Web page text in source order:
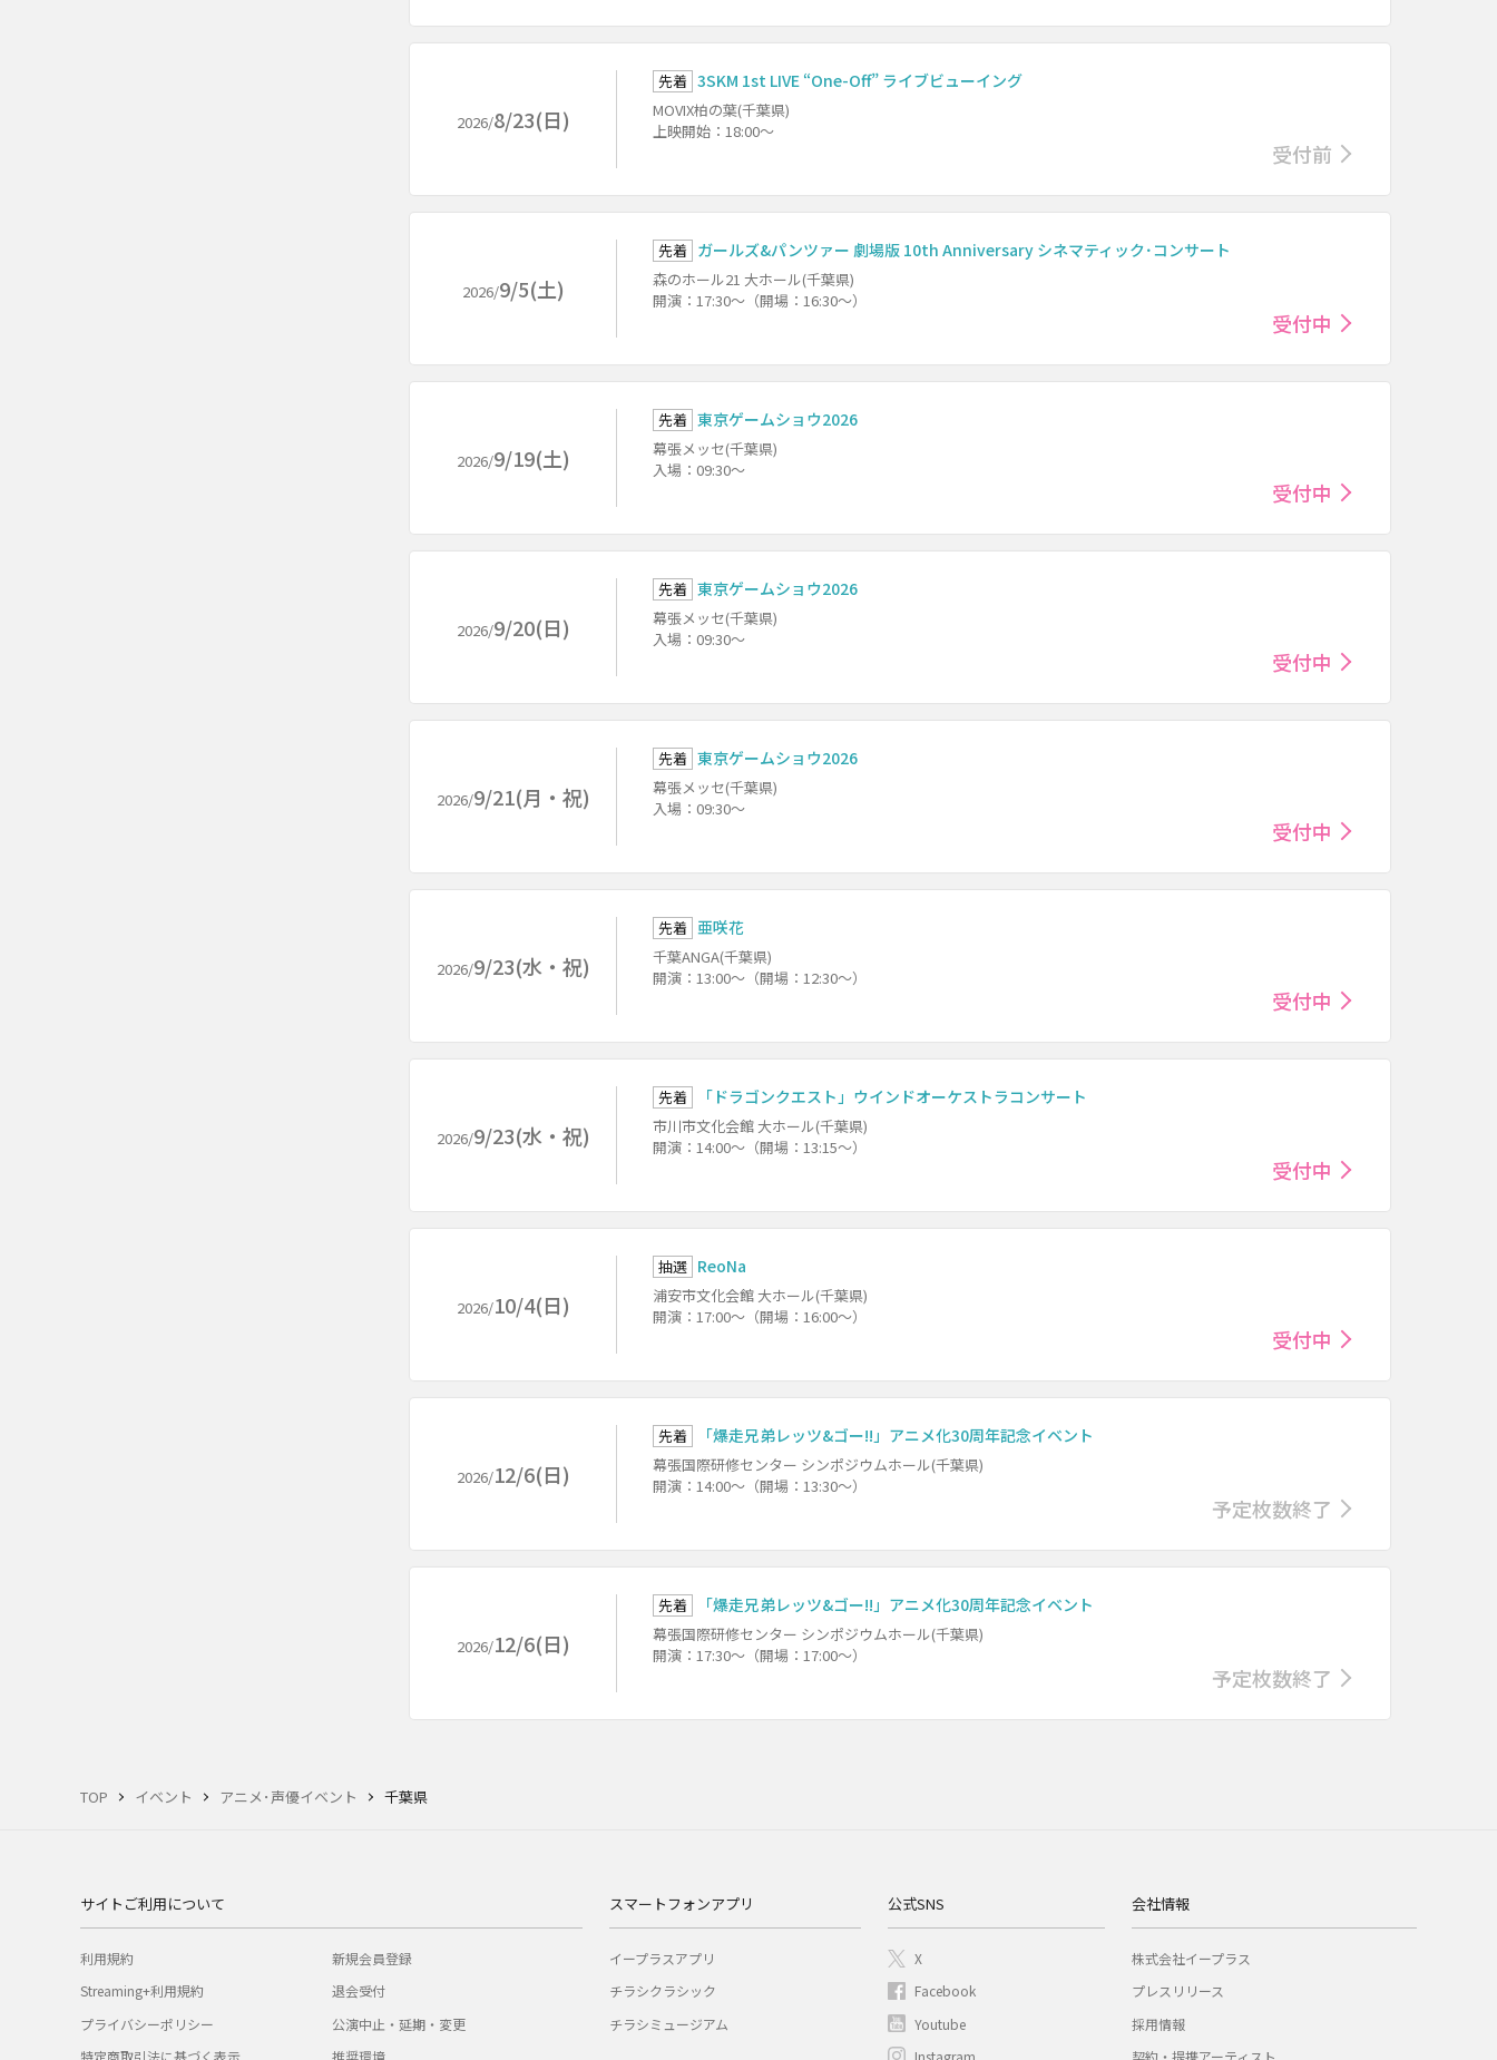
TOP イベント アニメ･声優イベント 千葉県
2026/8/23(日)
先着 3SKM 1st LIVE “One-Off” ライブビューイング
MOVIX柏の葉(千葉県)
上映開始：18:00～
受付前
2026/9/5(土)
先着 ガールズ&パンツァー 劇場版 10th Anniversary シネマティック･コンサート
森のホール21 大ホール(千葉県)
開演：17:30～（開場：16:30～）
受付中
2026/9/19(土)
先着 東京ゲームショウ2026
幕張メッセ(千葉県)
入場：09:30～
受付中
2026/9/20(日)
先着 東京ゲームショウ2026
幕張メッセ(千葉県)
入場：09:30～
受付中
2026/9/21(月・祝)
先着 東京ゲームショウ2026
幕張メッセ(千葉県)
入場：09:30～
受付中
2026/9/23(水・祝)
先着 亜咲花
千葉ANGA(千葉県)
開演：13:00～（開場：12:30～）
受付中
2026/9/23(水・祝)
先着 「ドラゴンクエスト」ウインドオーケストラコンサート
市川市文化会館 大ホール(千葉県)
開演：14:00～（開場：13:15～）
受付中
2026/10/4(日)
抽選 ReoNa
浦安市文化会館 大ホール(千葉県)
開演：17:00～（開場：16:00～）
受付中
2026/12/6(日)
先着 「爆走兄弟レッツ&ゴー!!」アニメ化30周年記念イベント
幕張国際研修センター シンポジウムホール(千葉県)
開演：14:00～（開場：13:30～）
予定枚数終了
2026/12/6(日)
先着 「爆走兄弟レッツ&ゴー!!」アニメ化30周年記念イベント
幕張国際研修センター シンポジウムホール(千葉県)
開演：17:30～（開場：17:00～）
予定枚数終了
サイトご利用について
利用規約
Streaming+利用規約
プライバシーポリシー
特定商取引法に基づく表示
新規会員登録
退会受付
公演中止・延期・変更
推奨環境
スマートフォンアプリ
イープラスアプリ
チラシクラシック
チラシミュージアム
公式SNS
X
Facebook
Youtube
Instagram
会社情報
株式会社イープラス
プレスリリース
採用情報
契約・提携アーティスト